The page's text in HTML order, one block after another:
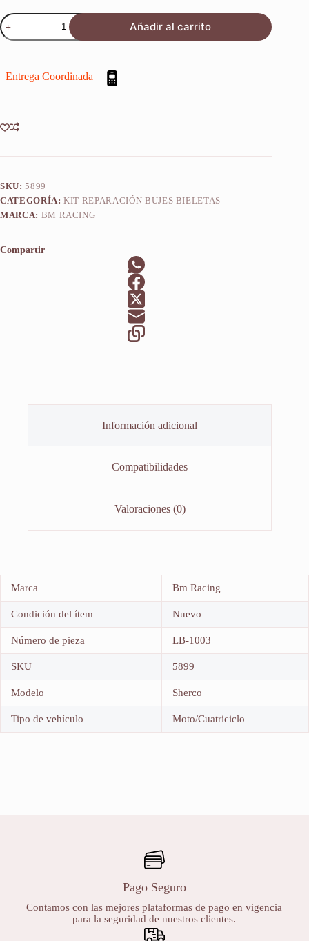
Kit
Reparacion
Bieletas
125
cantidad
Añadir al carrito
Entrega Coordinada
SKU:5899
CATEGORÍA:KIT REPARACIÓN BUJES BIELETAS
MARCA: BM RACING
Compartir
Información adicional
Compatibilidades
Valoraciones (0)
Marca Bm Racing
Condición del ítem Nuevo
Número de pieza LB-1003
SKU 5899
Modelo Sherco
Tipo de vehículo Moto/Cuatriciclo
Pago Seguro
Contamos con las mejores plataformas de pago en vigencia
para la seguridad de nuestros clientes.